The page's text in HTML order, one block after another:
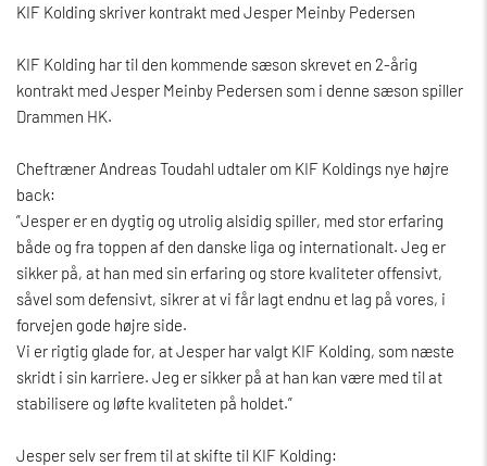
KIF Kolding skriver kontrakt med Jesper Meinby Pedersen
KIF Kolding har til den kommende sæson skrevet en 2-årig
kontrakt med Jesper Meinby Pedersen som i denne sæson spiller
Drammen HK.
Cheftræner Andreas Toudahl udtaler om KIF Koldings nye højre
back:
”Jesper er en dygtig og utrolig alsidig spiller, med stor erfaring
både og fra toppen af den danske liga og internationalt. Jeg er
sikker på, at han med sin erfaring og store kvaliteter offensivt,
såvel som defensivt, sikrer at vi får lagt endnu et lag på vores, i
forvejen gode højre side.
Vi er rigtig glade for, at Jesper har valgt KIF Kolding, som næste
skridt i sin karriere. Jeg er sikker på at han kan være med til at
stabilisere og løfte kvaliteten på holdet.”
Jesper selv ser frem til at skifte til KIF Kolding: